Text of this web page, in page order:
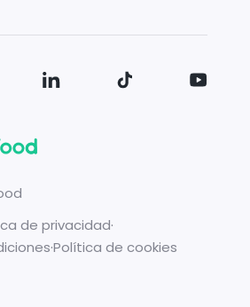
de privacidad·
·Política de cookies